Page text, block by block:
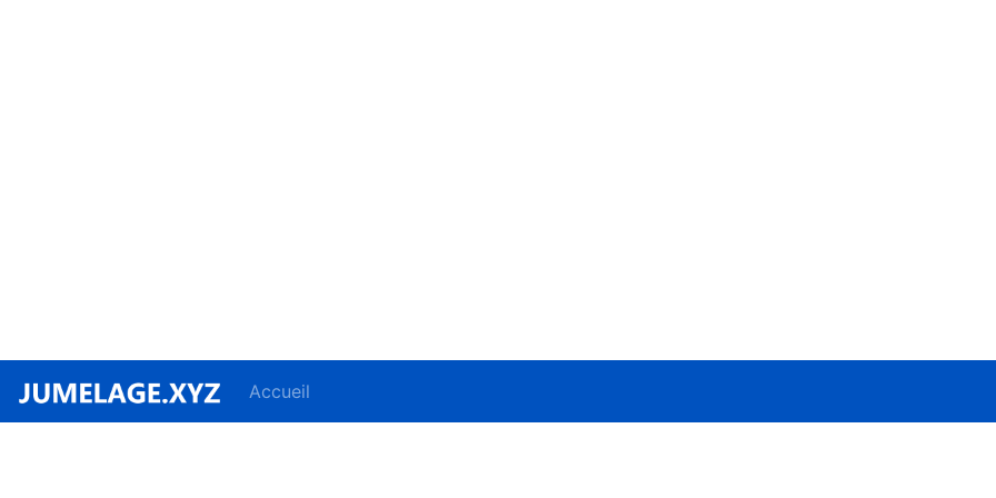
Accueil